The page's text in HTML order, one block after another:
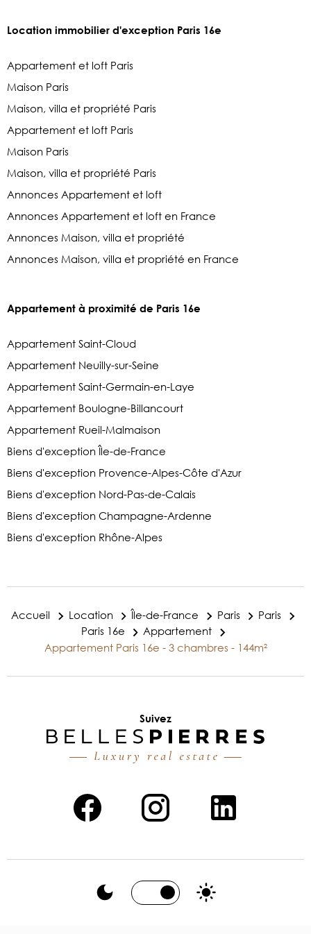
Location immobilier d'exception Paris 16e
Appartement et loft Paris
Maison Paris
Maison, villa et propriété Paris
Appartement et loft Paris
Maison Paris
Maison, villa et propriété Paris
Annonces Appartement et loft
Annonces Appartement et loft en France
Annonces Maison, villa et propriété
Annonces Maison, villa et propriété en France
Appartement à proximité de Paris 16e
Appartement Saint-Cloud
Appartement Neuilly-sur-Seine
Appartement Saint-Germain-en-Laye
Appartement Boulogne-Billancourt
Appartement Rueil-Malmaison
Biens d'exception Île-de-France
Biens d'exception Provence-Alpes-Côte d'Azur
Biens d'exception Nord-Pas-de-Calais
Biens d'exception Champagne-Ardenne
Biens d'exception Rhône-Alpes
Accueil Location Île-de-France Paris
Paris
Paris 16e
Appartement
Appartement Paris 16e - 3 chambres - 144m²
Suivez